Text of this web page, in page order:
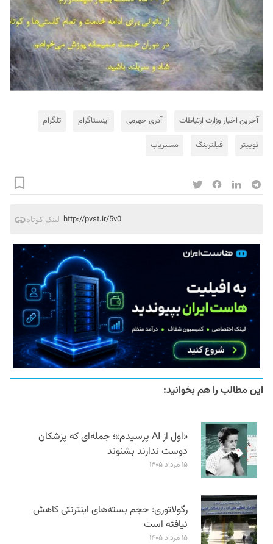
آخرین اخبار وزارت ارتباطات آذری جهرمی اینستاگرام
تلگرام
توییتر
فیلترینگ مسیریاب
لینک کوتاه http://pvst.ir/5v0
این مطالب را هم بخوانید:
«اول از AI پرسیدم»؛ جمله‌ای که پزشکان
دوست ندارند بشنوند
۱۵ مرداد ۱۴۰۵
رگولاتوری: حجم بسته‌های اینترنتی کاهش
نیافته است
۱۵ مرداد ۱۴۰۵